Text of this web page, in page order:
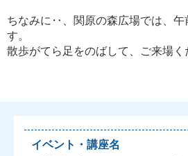
ちなみに‥、関原の森広場では、午
す。
散歩がてら足をのばして、ご来場く
イベント・講座名